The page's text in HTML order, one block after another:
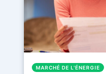
MARCHÉ DE L'ÉNERGIE